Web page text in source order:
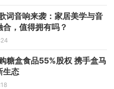
词音响来袭：家居美学与音
，值得拥有吗？
糖盒食品55%股权 携手盒马
生态